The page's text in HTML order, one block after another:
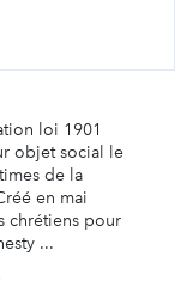
loi 1901
objet social le
de la
en mai
chrétiens pour
...